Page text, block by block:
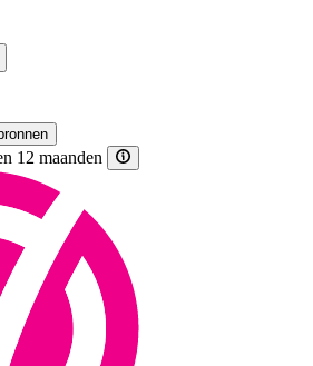
12 maanden